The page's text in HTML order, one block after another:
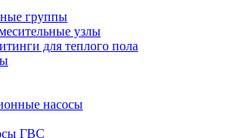
группы
узлы
для теплого пола
насосы
ГВС